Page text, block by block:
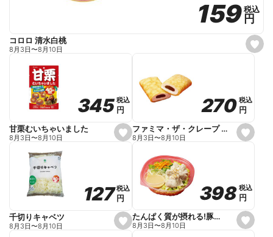
s
e
159
159税込
税込
円
円
コロロ 清水白桃
8月3日〜8月10日
s
e
o
r
i
e
345
345税込
税込
円
円
甘栗むいちゃいました
8月3日〜8月10日
s
e
o
r
i
e
270
270 税込
税込
円
円
ファミマ・ザ・クレープ 生チョコ
8月3日〜8月10日
s
e
127
127税込
税込
円
円
千切りキャベツ
8月3日〜8月10日
s
e
398
398 税込
税込
円
円
たんぱく質が摂れる!豚しゃぶのパスタサラダ
8月3日〜8月10日